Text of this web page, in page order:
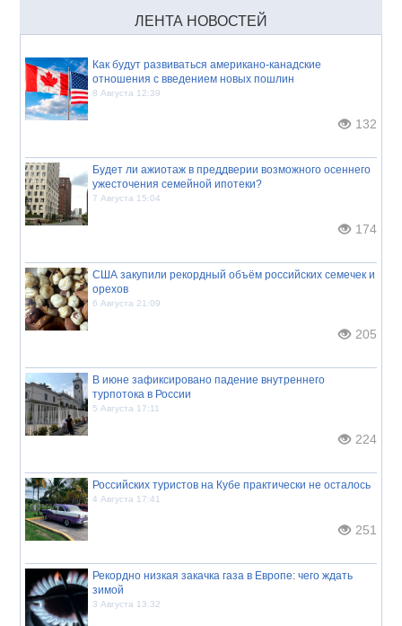
ЛЕНТА НОВОСТЕЙ
Как будут развиваться американо-канадские
отношения с введением новых пошлин
8 Августа 12:39
132
Будет ли ажиотаж в преддверии возможного осеннего
ужесточения семейной ипотеки?
7 Августа 15:04
174
США закупили рекордный объём российских семечек и
орехов
6 Августа 21:09
205
В июне зафиксировано падение внутреннего
турпотока в России
5 Августа 17:11
224
Российских туристов на Кубе практически не осталось
4 Августа 17:41
251
Рекордно низкая закачка газа в Европе: чего ждать
зимой
3 Августа 13:32